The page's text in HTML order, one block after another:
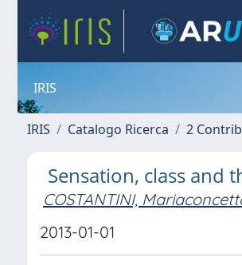
IRIS
IRIS Catalogo Ricerca 2
Sensation, class and
COSTANTINI,
2013-01-01